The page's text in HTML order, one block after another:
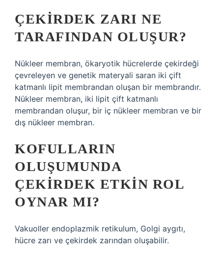
ÇEKIRDEK ZARI NE
TARAFINDAN OLUŞUR?
Nükleer membran, ökaryotik hücrelerde çekirdeği
çevreleyen ve genetik materyali saran iki çift
katmanlı lipit membrandan oluşan bir membrandır.
Nükleer membran, iki lipit çift katmanlı
membrandan oluşur, bir iç nükleer membran ve bir
dış nükleer membran.
KOFULLARIN
OLUŞUMUNDA
ÇEKIRDEK ETKIN ROL
OYNAR MI?
Vakuoller endoplazmik retikulum, Golgi aygıtı,
hücre zarı ve çekirdek zarından oluşabilir.